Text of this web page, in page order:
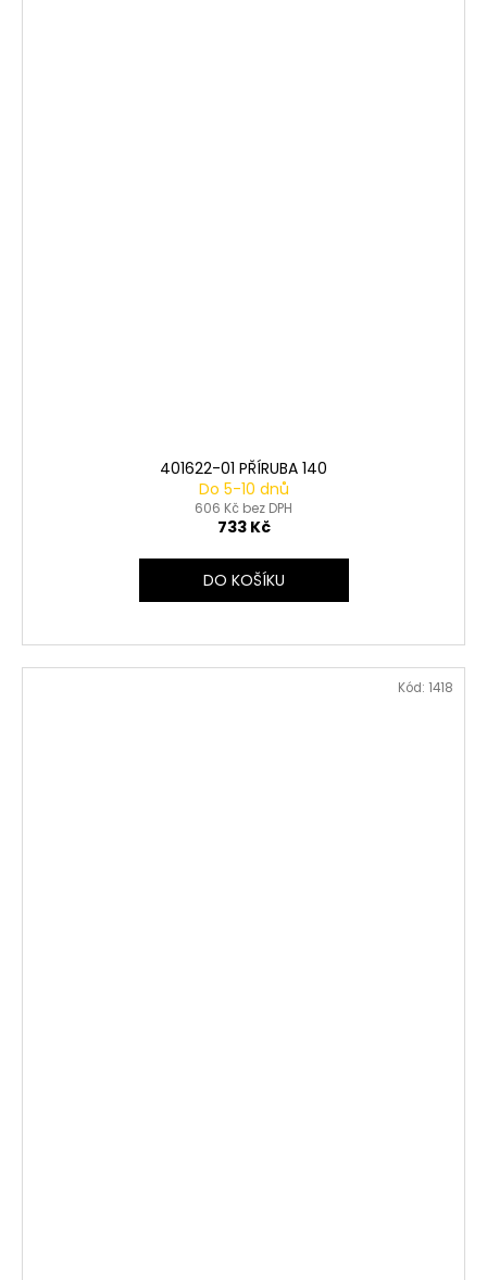
401622-01 PŘÍRUBA 140
Do 5-10 dnů
606 Kč bez DPH
733 Kč
DO KOŠÍKU
Kód: 1418